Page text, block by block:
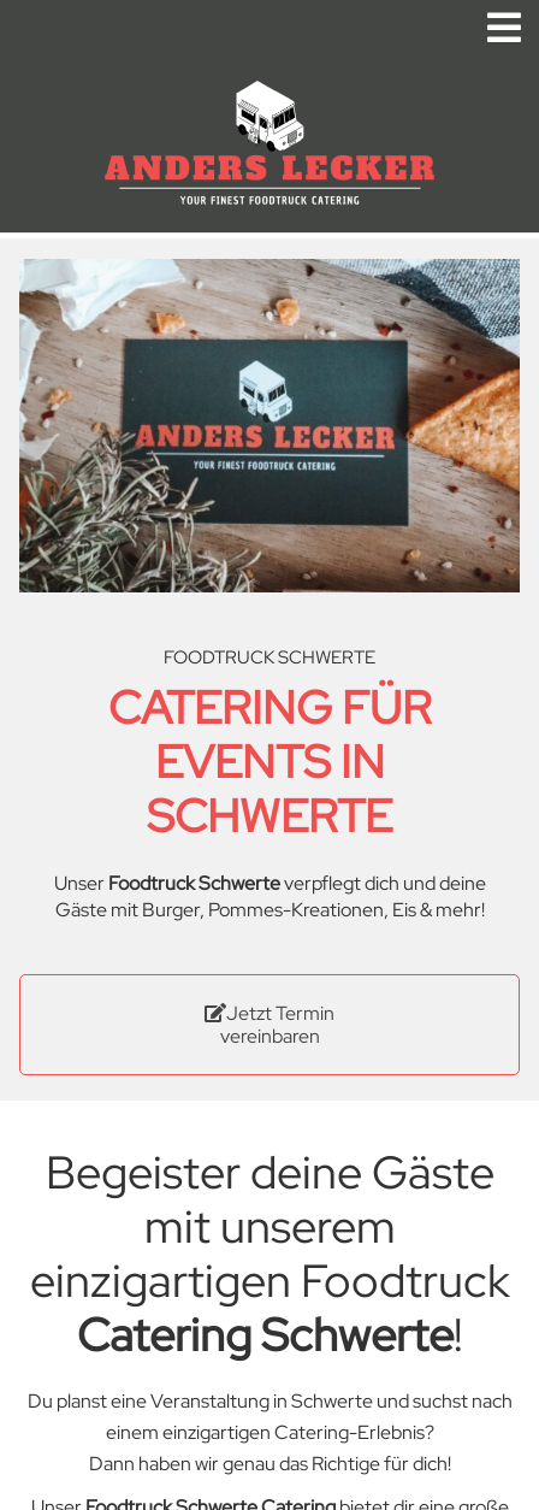
FOODTRUCK SCHWERTE
CATERING FÜR
EVENTS IN
SCHWERTE
UnserFoodtruck Schwerteverpflegt dich und deine
Gäste mit Burger, Pommes-Kreationen, Eis & mehr!
Jetzt Termin
vereinbaren
Begeister deine Gäste
mit unserem
einzigartigen Foodtruck
Catering Schwerte!
Du planst eine Veranstaltung in Schwerte und suchst nach
einem einzigartigen Catering-Erlebnis?
Dann haben wir genau das Richtige für dich!